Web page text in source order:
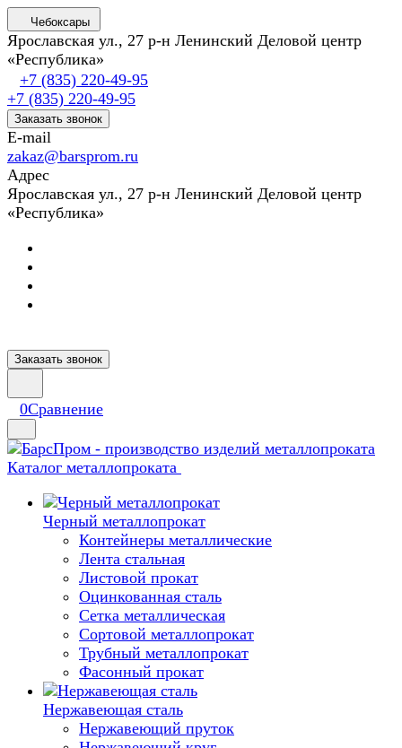
Чебоксары
Ярославская ул., 27 р-н Ленинский Деловой центр
«Республика»
+7 (835) 220-49-95
+7 (835) 220-49-95
Заказать звонок
E-mail
zakaz@barsprom.ru
Адрес
Ярославская ул., 27 р-н Ленинский Деловой центр
«Республика»
Заказать звонок
0Сравнение
Каталог металлопроката
Черный металлопрокат
Контейнеры металлические
Лента стальная
Листовой прокат
Оцинкованная сталь
Сетка металлическая
Сортовой металлопрокат
Трубный металлопрокат
Фасонный прокат
Нержавеющая сталь
Нержавеющий пруток